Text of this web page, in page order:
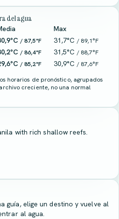
del agua
Max
/ 87,5°F 31,7°C / 89,1°F
/ 86,4°F 31,5°C / 88,7°F
/ 85,2°F 30,9°C / 87,6°F
horarios de pronóstico, agrupados
creciente, no una normal
with rich shallow reefs.
guía, elige un destino y vuelve al
al agua.